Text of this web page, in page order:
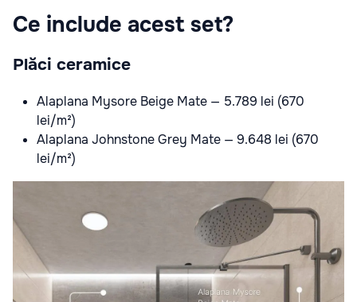
Ce include acest set?
Plăci ceramice
Alaplana Mysore Beige Mate — 5.789 lei (670
lei/m²)
Alaplana Johnstone Grey Mate — 9.648 lei (670
lei/m²)